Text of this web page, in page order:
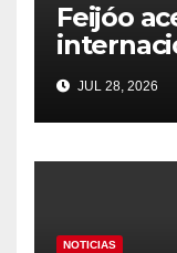
Feijóo
gobierno
JUL 28, 2026
NOTICIAS